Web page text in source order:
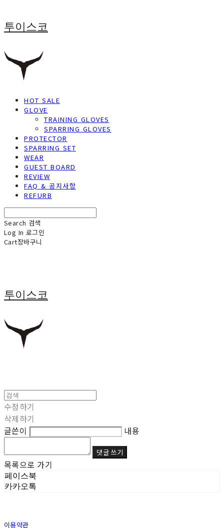
투이스코
HOT SALE
GLOVE
TRAINING GLOVES
SPARRING GLOVES
PROTECTOR
SPARRING SET
WEAR
GUEST BOARD
REVIEW
FAQ & 공지사항
REFURB
Search 검색
Log In 로그인
Cart장바구니
투이스코
수정하기
삭제하기
글쓴이
내용
댓글 쓰기
목록으로 가기
페이스북
카카오톡
이용약관